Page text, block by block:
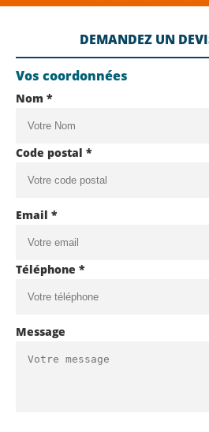
DEMANDEZ UN
Vos coordonnées
Nom *
Code postal *
Email *
Téléphone *
Message